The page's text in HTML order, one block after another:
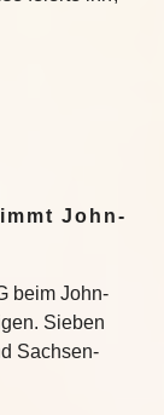
John-
beim John-
Sieben
Sachsen-